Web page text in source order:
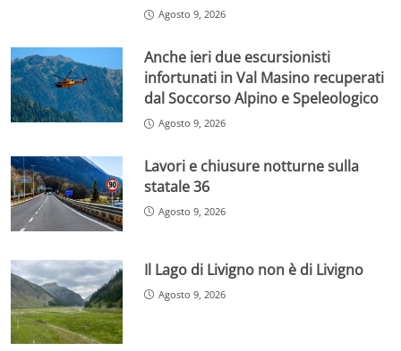
Agosto 9, 2026
Anche ieri due escursionisti
infortunati in Val Masino recuperati
dal Soccorso Alpino e Speleologico
Agosto 9, 2026
Lavori e chiusure notturne sulla
statale 36
Agosto 9, 2026
Il Lago di Livigno non è di Livigno
Agosto 9, 2026